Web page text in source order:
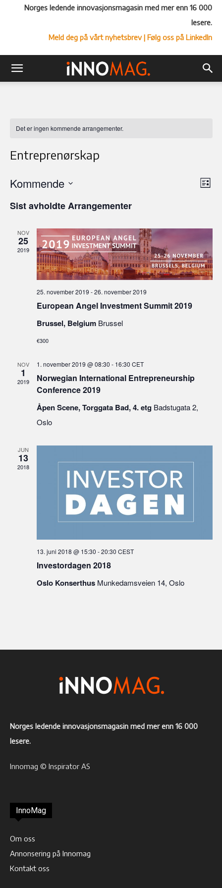
Norges ledende innovasjonsmagasin med mer enn 16 000
lesere.
Meld deg på vårt nyhetsbrev| Følg oss på LinkedIn
Det er ingen kommende arrangementer.
Entreprenørskap
Liste
Kommende
Sist avholdte Arrangementer
NOV
25
2019
25. november 2019 -26. november 2019
European Angel Investment Summit 2019
Brussel, Belgium Brussel
€300
NOV
1
2019
1. november 2019 @ 08:30 - 16:30 CET
Norwegian International Entrepreneurship
Conference 2019
Åpen Scene, Torggata Bad, 4. etg Badstugata 2,
Oslo
JUN
13
2018
13. juni 2018 @ 15:30 -20:30 CEST
Investordagen 2018
Oslo Konserthus Munkedamsveien 14, Oslo
Norges ledende innovasjonsmagasin med mer enn 16 000
lesere.
Innomag © Inspirator AS
InnoMag
Om oss
Annonsering på Innomag
Kontakt oss